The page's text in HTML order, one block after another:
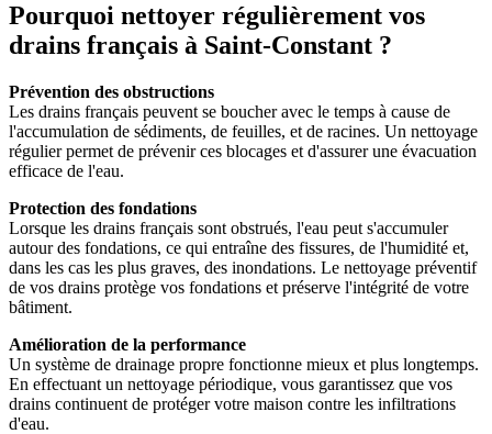
Pourquoi nettoyer régulièrement vos
drains français à Saint-Constant ?
Prévention des obstructions
Les drains français peuvent se boucher avec le temps à cause de
l'accumulation de sédiments, de feuilles, et de racines. Un nettoyage
régulier permet de prévenir ces blocages et d'assurer une évacuation
efficace de l'eau.
Protection des fondations
Lorsque les drains français sont obstrués, l'eau peut s'accumuler
autour des fondations, ce qui entraîne des fissures, de l'humidité et,
dans les cas les plus graves, des inondations. Le nettoyage préventif
de vos drains protège vos fondations et préserve l'intégrité de votre
bâtiment.
Amélioration de la performance
Un système de drainage propre fonctionne mieux et plus longtemps.
En effectuant un nettoyage périodique, vous garantissez que vos
drains continuent de protéger votre maison contre les infiltrations
d'eau.